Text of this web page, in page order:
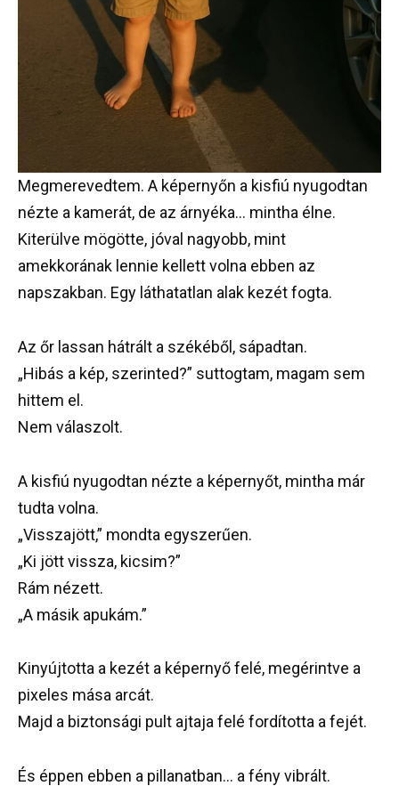
Megmerevedtem. A képernyőn a kisfiú nyugodtan
nézte a kamerát, de az árnyéka… mintha élne.
Kiterülve mögötte, jóval nagyobb, mint
amekkorának lennie kellett volna ebben az
napszakban. Egy láthatatlan alak kezét fogta.
Az őr lassan hátrált a székéből, sápadtan.
„Hibás a kép, szerinted?” suttogtam, magam sem
hittem el.
Nem válaszolt.
A kisfiú nyugodtan nézte a képernyőt, mintha már
tudta volna.
„Visszajött,” mondta egyszerűen.
„Ki jött vissza, kicsim?”
Rám nézett.
„A másik apukám.”
Kinyújtotta a kezét a képernyő felé, megérintve a
pixeles mása arcát.
Majd a biztonsági pult ajtaja felé fordította a fejét.
És éppen ebben a pillanatban… a fény vibrált.